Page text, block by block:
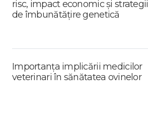
risc, impact economic și strategii
de îmbunătățire genetică
Importanța implicării medicilor
veterinari în sănătatea ovinelor